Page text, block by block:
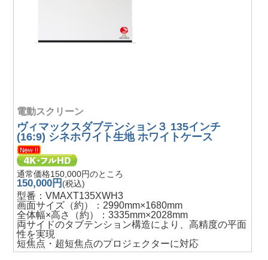
電動スクリーン
ヴィマックスダブテンション３ 135インチ
(16:9) シネホワイト生地 ホワイトケース
通常価格150,000円のところ
150,000円 (税込)
型番：VMAXT135XWH3
画面サイズ（約）：2990mm×1680mm
全体幅×高さ（約）：3335mm×2028mm
両サイドのタブテンション構造により、高精度の平面
性を実現
短焦点・超短焦点のプロジェクターに対応